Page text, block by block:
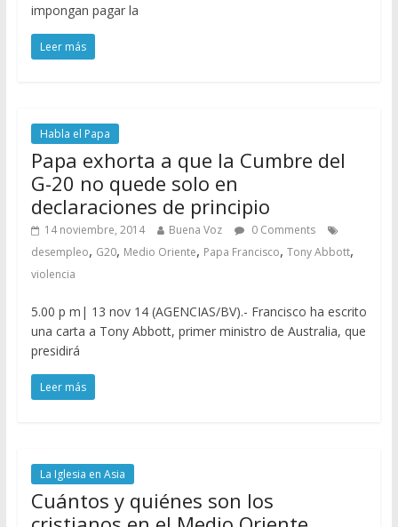
impongan pagar la
Leer más
Habla el Papa
Papa exhorta a que la Cumbre del
G-20 no quede solo en
declaraciones de principio
14 noviembre, 2014 Buena Voz
0 Comments
desempleo, G20, Medio Oriente, Papa Francisco, Tony Abbott,
violencia
5.00 p m| 13 nov 14 (AGENCIAS/BV).- Francisco ha escrito
una carta a Tony Abbott, primer ministro de Australia, que
presidirá
Leer más
La Iglesia en Asia
Cuántos y quiénes son los